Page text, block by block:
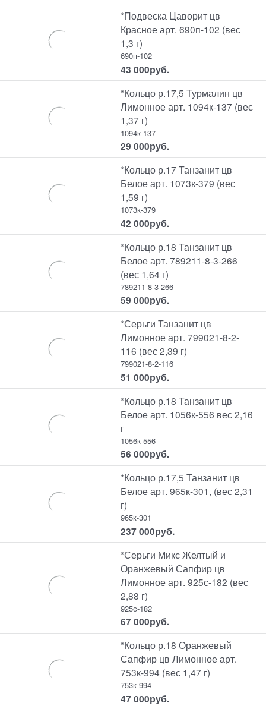
*Подвеска Цаворит цв
Красное арт. 690п-102 (вес
1,3 г)
690п-102
43 000руб.
*Кольцо р.17,5 Турмалин цв
Лимонное арт. 1094к-137 (вес
1,37 г)
1094к-137
29 000руб.
*Кольцо р.17 Танзанит цв
Белое арт. 1073к-379 (вес
1,59 г)
1073к-379
42 000руб.
*Кольцо р.18 Танзанит цв
Белое арт. 789211-8-3-266
(вес 1,64 г)
789211-8-3-266
59 000руб.
*Серьги Танзанит цв
Лимонное арт. 799021-8-2-
116 (вес 2,39 г)
799021-8-2-116
51 000руб.
*Кольцо р.18 Танзанит цв
Белое арт. 1056к-556 вес 2,16
г
1056к-556
56 000руб.
*Кольцо р.17,5 Танзанит цв
Белое арт. 965к-301, (вес 2,31
г)
965к-301
237 000руб.
*Серьги Микс Желтый и
Оранжевый Сапфир цв
Лимонное арт. 925с-182 (вес
2,88 г)
925с-182
67 000руб.
*Кольцо р.18 Оранжевый
Сапфир цв Лимонное арт.
753к-994 (вес 1,47 г)
753к-994
47 000руб.